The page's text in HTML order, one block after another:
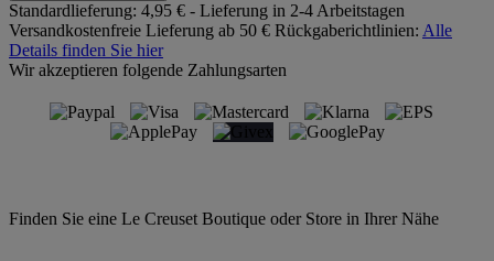
Standardlieferung: 4,95 € - Lieferung in 2-4 Arbeitstagen
Versandkostenfreie Lieferung ab 50 € Rückgaberichtlinien: Alle
Details finden Sie hier
Wir akzeptieren folgende Zahlungsarten
Finden Sie eine Le Creuset Boutique oder Store in Ihrer Nähe